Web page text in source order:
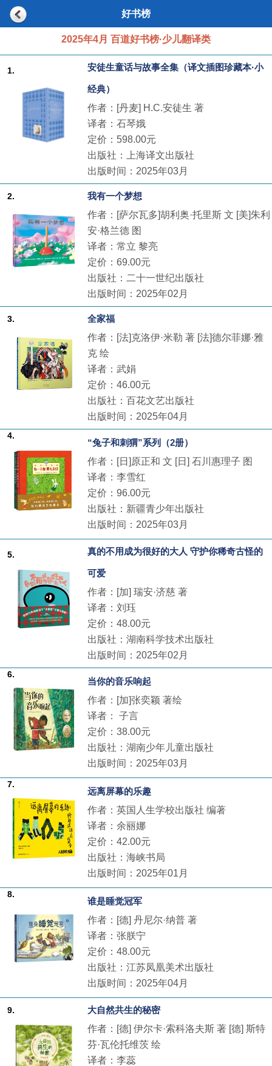
好书榜
2025年4月 百道好书榜·少儿翻译类
1. 安徒生童话与故事全集（译文插图珍藏本·小
经典）
作者：[丹麦] H.C.安徒生 著
译者：石琴娥
定价：598.00元
出版社：上海译文出版社
出版时间：2025年03月
2.
我有一个梦想
作者：[萨尔瓦多]胡利奥·托里斯 文 [美]朱利
安·格兰德 图
译者：常立 黎亮
定价：69.00元
出版社：二十一世纪出版社
出版时间：2025年02月
3.
全家福
作者：[法]克洛伊·米勒 著 [法]德尔菲娜·雅
克 绘
译者：武娟
定价：46.00元
出版社：百花文艺出版社
出版时间：2025年04月
4.
“兔子和刺猬”系列（2册）
作者：[日]原正和 文 [日] 石川惠理子 图
译者：李雪红
定价：96.00元
出版社：新疆青少年出版社
出版时间：2025年03月
5. 真的不用成为很好的大人 守护你稀奇古怪的
可爱
作者：[加] 瑞安·济慈 著
译者：刘珏
定价：48.00元
出版社：湖南科学技术出版社
出版时间：2025年02月
6.
当你的音乐响起
作者：[加]张奕颖 著绘
译者： 子言
定价：38.00元
出版社：湖南少年儿童出版社
出版时间：2025年03月
7.
远离屏幕的乐趣
作者：英国人生学校出版社 编著
译者：余丽娜
定价：42.00元
出版社：海峡书局
出版时间：2025年01月
8.
谁是睡觉冠军
作者：[德] 丹尼尔·纳普 著
译者：张朕宁
定价：48.00元
出版社：江苏凤凰美术出版社
出版时间：2025年04月
9.
大自然共生的秘密
作者：[德] 伊尔卡·索科洛夫斯 著 [德] 斯特
芬·瓦伦托维茨 绘
译者：李蕊